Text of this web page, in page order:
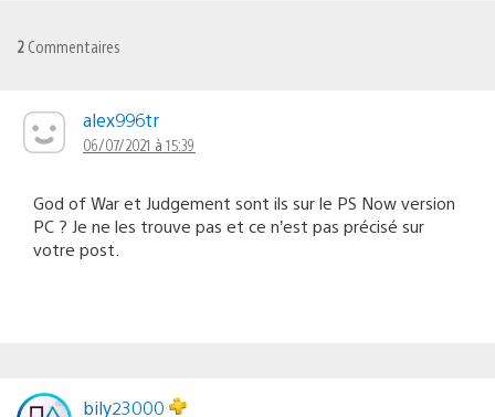
2 Commentaires
alex996tr
06/07/2021 à 15:39
God of War et Judgement sont ils sur le PS Now version
PC ? Je ne les trouve pas et ce n’est pas précisé sur
votre post.
bily23000